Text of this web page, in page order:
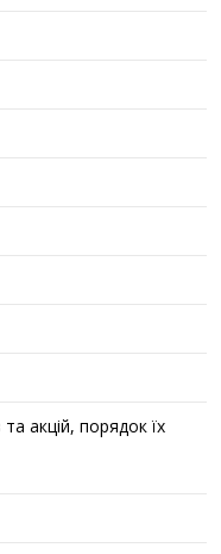
акцій, порядок їх